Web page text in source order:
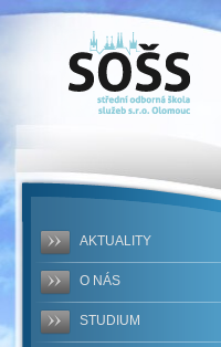
SOŠS -
EXKURZE
BARCELONY
5.10.2023
AKTUALITY
O NÁS
STUDIUM